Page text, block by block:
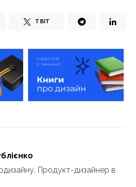
ТВІТ
Продукт-дизайнер в